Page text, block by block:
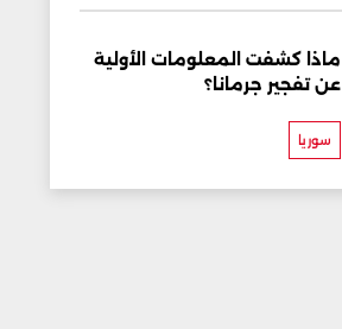
ماذا كشفت المعلومات الأولية
عن تفجير جرمانا؟
سوريا